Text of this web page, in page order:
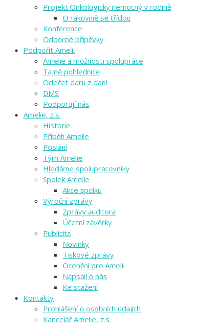
Projekt Onkologicky nemocný v rodině
O rakovině se třídou
Konference
Odborné přípěvky
Podpořit Amelii
Amelie a možnosti spolupráce
Tajné pohlednice
Odečet daru z daní
DMS
Podporují nás
Amelie, z.s.
Historie
Příběh Amelie
Poslání
Tým Amelie
Hledáme spolupracovníky
Spolek Amelie
Akce spolku
Výroční zprávy
Zprávy auditora
Účetní závěrky
Publicita
Novinky
Tiskové zprávy
Ocenění pro Amelii
Napsali o nás
Ke stažení
Kontakty
Prohlášení o osobních údajích
Kancelář Amelie, z.s.